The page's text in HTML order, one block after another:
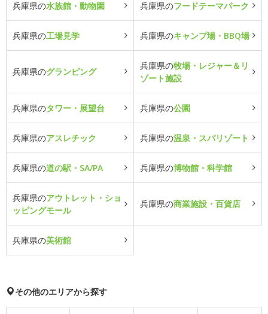
兵庫県の水族館・動物園 兵庫県のフードテーマパーク
兵庫県の工場見学 兵庫県のキャンプ場・BBQ場
兵庫県のグランピング
兵庫県の牧場・レジャー＆リ
ゾート施設
兵庫県のタワー・展望台 兵庫県の公園
兵庫県のアスレチック 兵庫県の温泉・スパリゾート
兵庫県の道の駅・SA/PA 兵庫県の博物館・科学館
兵庫県のアウトレット・ショ
ッピングモール
兵庫県の商業施設・百貨店
兵庫県の美術館
その他のエリアから探す